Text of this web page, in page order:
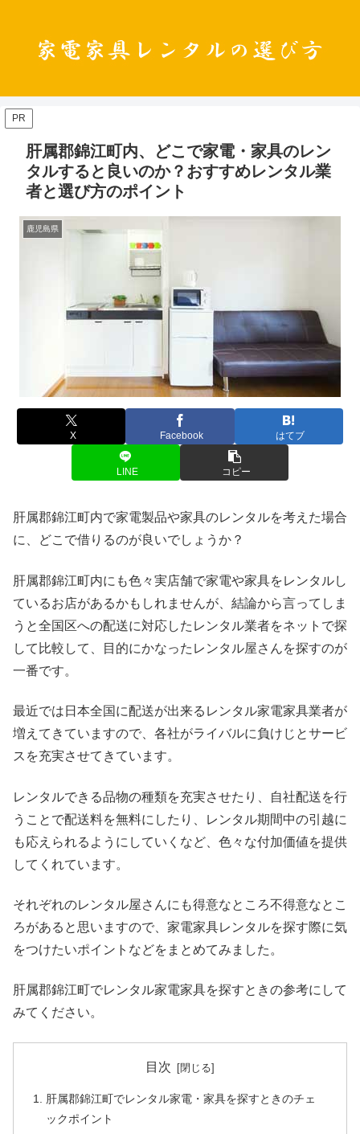
PR
肝属郡錦江町内、どこで家電・家具のレン
タルすると良いのか？おすすめレンタル業
者と選び方のポイント
鹿児島県
X Facebook はてブ
LINE コピー
肝属郡錦江町内で家電製品や家具のレンタルを考えた場合
に、どこで借りるのが良いでしょうか？
肝属郡錦江町内にも色々実店舗で家電や家具をレンタルし
ているお店があるかもしれませんが、結論から言ってしま
うと全国区への配送に対応したレンタル業者をネットで探
して比較して、目的にかなったレンタル屋さんを探すのが
一番です。
最近では日本全国に配送が出来るレンタル家電家具業者が
増えてきていますので、各社がライバルに負けじとサービ
スを充実させてきています。
レンタルできる品物の種類を充実させたり、自社配送を行
うことで配送料を無料にしたり、レンタル期間中の引越に
も応えられるようにしていくなど、色々な付加価値を提供
してくれています。
それぞれのレンタル屋さんにも得意なところ不得意なとこ
ろがあると思いますので、家電家具レンタルを探す際に気
をつけたいポイントなどをまとめてみました。
肝属郡錦江町でレンタル家電家具を探すときの参考にして
みてください。
目次
肝属郡錦江町でレンタル家電・家具を探すときのチェ
ックポイント